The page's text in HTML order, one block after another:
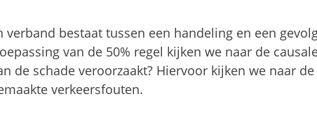
bestaat tussen een handeling en een
van de 50% regel kijken we naar de
de schade veroorzaakt? Hiervoor kijken we naar
verkeersfouten.